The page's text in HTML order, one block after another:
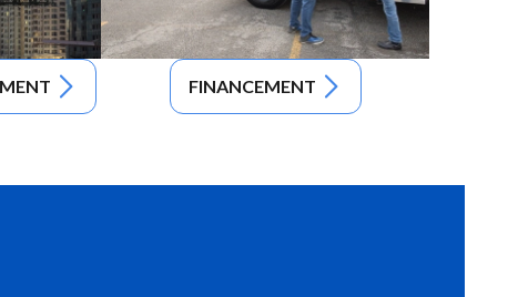
FINANCEMENT